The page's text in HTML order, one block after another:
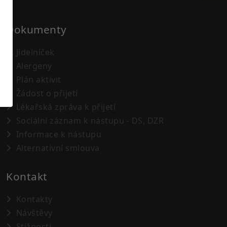
Dokumenty
Jídelníček
Alergeny
Plán aktivit
Žádost o přijetí
Lékařská zpráva k přijetí
Sociální záznam k nástupu - DS, DZR
Informace k nástupu
Alternativní smlouva
Kontakt
Kontakty
Návštěvy